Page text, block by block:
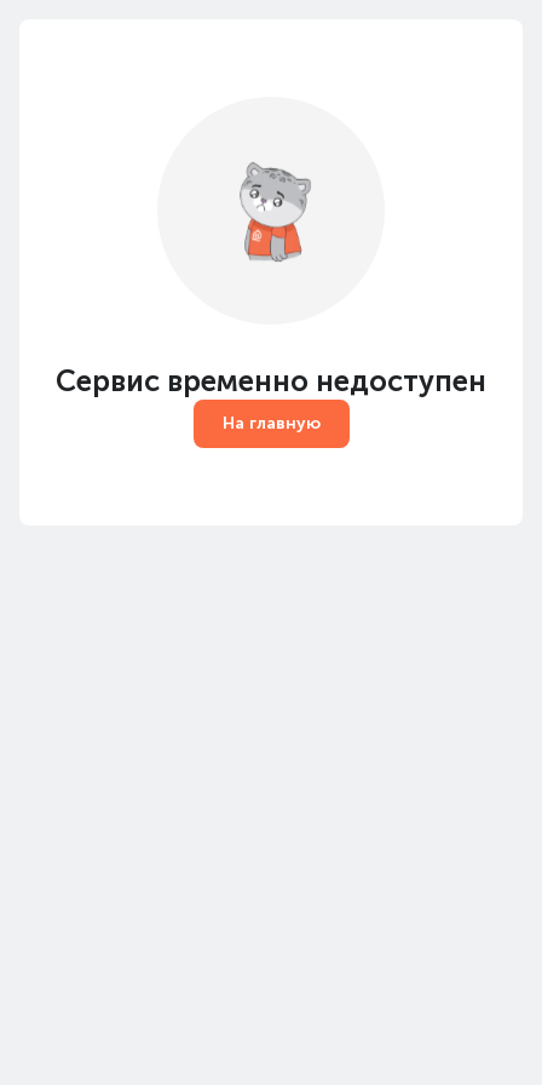
Сервис временно недоступен
На главную